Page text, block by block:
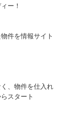
ー！
件を情報サイト
、物件を仕入れ
スタート